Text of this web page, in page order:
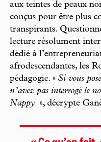
aux teintes de peaux
conçus pour être plus
transpirants.
lecture résolument
dédié à
afrodescendantes, les
pédagogie. « Si vous
n’avez pas interrogé le
Nappy », décrypte